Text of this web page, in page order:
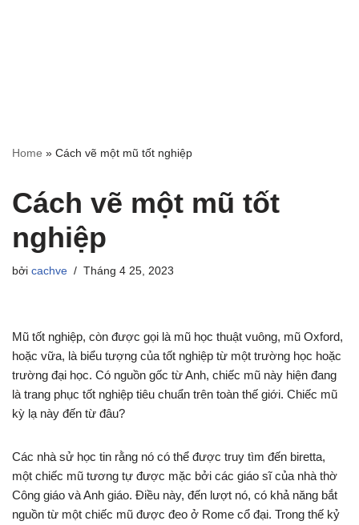
Home » Cách vẽ một mũ tốt nghiệp
Cách vẽ một mũ tốt
nghiệp
bởi cachve Tháng 4 25, 2023
Mũ tốt nghiệp, còn được gọi là mũ học thuật vuông, mũ Oxford,
hoặc vữa, là biểu tượng của tốt nghiệp từ một trường học hoặc
trường đại học. Có nguồn gốc từ Anh, chiếc mũ này hiện đang
là trang phục tốt nghiệp tiêu chuẩn trên toàn thế giới. Chiếc mũ
kỳ lạ này đến từ đâu?
Các nhà sử học tin rằng nó có thể được truy tìm đến biretta,
một chiếc mũ tương tự được mặc bởi các giáo sĩ của nhà thờ
Công giáo và Anh giáo. Điều này, đến lượt nó, có khả năng bắt
nguồn từ một chiếc mũ được đeo ở Rome cổ đại. Trong thế kỷ